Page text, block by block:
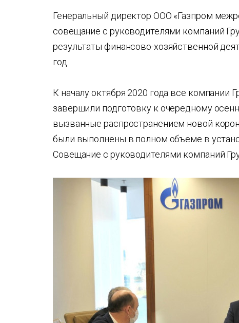
Генеральный директор ООО «Газпром
совещание с руководителями компаний
результаты финансово-хозяйственной
год.
К началу октября 2020 года все компании
завершили подготовку к очередному
вызванные распространением новой
были выполнены в полном объеме в
Совещание с руководителями компаний